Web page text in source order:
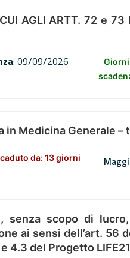
AGLI ARTT. 72 e
: 09/09/2026
in Medicina Generale
da: 13 giorni
scopo di
ai sensi dell’art. 56
del Progetto